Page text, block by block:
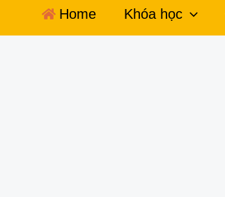
Home Khóa học